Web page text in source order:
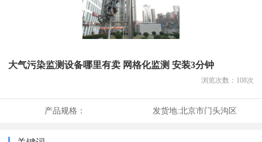
大气污染监测设备哪里有卖 网格化监测 安装3分钟
浏览次数： 108次
产品规格： 发货地:北京市门头沟区